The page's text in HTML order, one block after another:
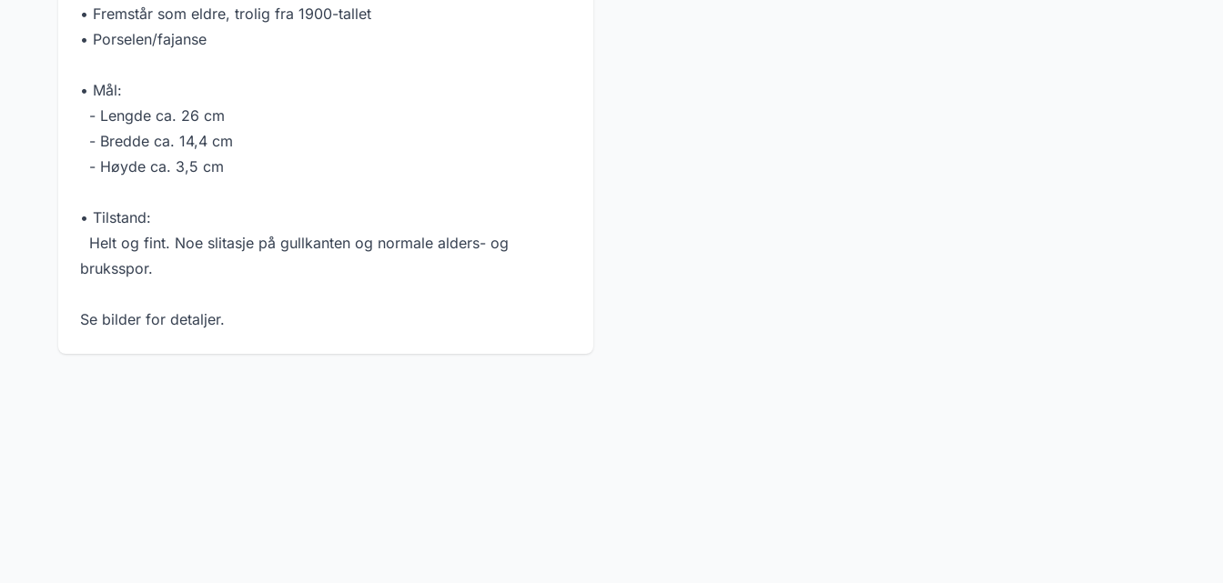
• Fremstår som eldre, trolig fra 1900-tallet
• Porselen/fajanse
• Mål:
- Lengde ca. 26 cm
- Bredde ca. 14,4 cm
- Høyde ca. 3,5 cm
• Tilstand:
Helt og fint. Noe slitasje på gullkanten og normale alders- og
bruksspor.
Se bilder for detaljer.